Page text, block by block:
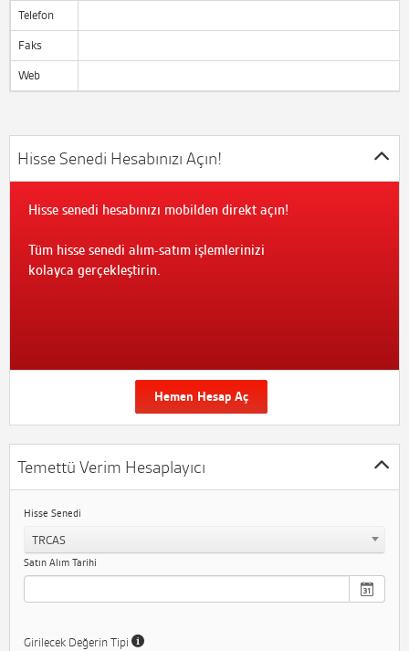
Telefon
Faks
Web
Hisse Senedi Hesabınızı Açın!
Hisse senedi hesabınızı mobilden direkt açın!
Tüm hisse senedi alım-satım işlemlerinizi
kolayca gerçekleştirin.
Hemen Hesap Aç
Temettü Verim Hesaplayıcı
Hisse Senedi
TRCAS
Satın Alım Tarihi
Girilecek Değerin Tipi